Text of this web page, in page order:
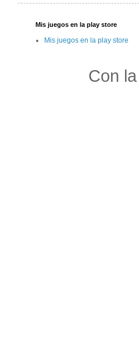
Mis juegos en la play store
Mis juegos en la play store
Con